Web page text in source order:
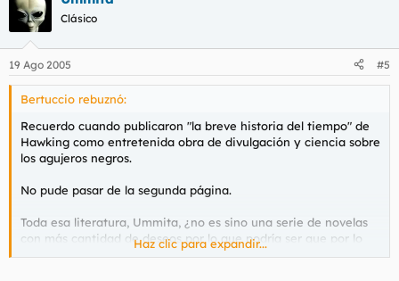
Clásico
19 Ago 2005 #5
Bertuccio rebuznó:
Recuerdo cuando publicaron "la breve historia del tiempo" de
Hawking como entretenida obra de divulgación y ciencia sobre
los agujeros negros.
No pude pasar de la segunda página.
Toda esa literatura, Ummita, ¿no es sino una serie de novelas
con más cantidad de deseos por lo que podría ser que por lo
que realmente es?
Haz clic para expandir...